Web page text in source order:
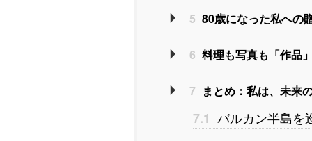
5 80歳になった私への
6 料理も写真も「作品
7 まとめ：私は、未来
7.1 バルカン半島を